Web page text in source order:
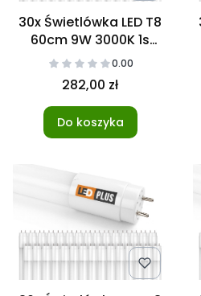
30x Świetlówka LED T8
60cm 9W 3000K 1s
NANO 0.00
282,00 zł
Do koszyka